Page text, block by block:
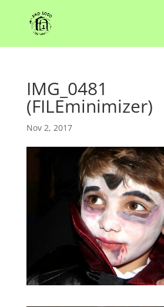
IMG_0481
(FILEminimizer)
Nov 2, 2017